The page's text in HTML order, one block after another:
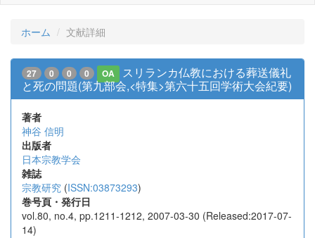
ホーム 文献詳細
27 0 0 0 OA
スリランカ仏教における葬送儀礼
と死の問題(第九部会,<特集>第六十五回学術大会紀要)
著者
神谷 信明
出版者
日本宗教学会
雑誌
宗教研究 (ISSN:03873293)
巻号頁・発行日
vol.80, no.4, pp.1211-1212, 2007-03-30 (Released:2017-07-
14)